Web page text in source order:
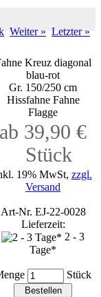
Weiter » Letzter »
Kreuz diagonal
blau-rot
Gr. 150/250 cm
Hissfahne Fahne
Flagge
ab 39,90 €
Stück
19% MwSt, zzgl.
Versand
Art-Nr. EJ-22-0028
Lieferzeit:
2 - 3
Tage*
Stück